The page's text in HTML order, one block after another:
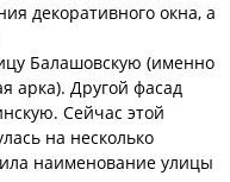
декоративного окна, а
Балашовскую (именно
арка). Другой фасад
Сейчас этой
на несколько
наименование улицы